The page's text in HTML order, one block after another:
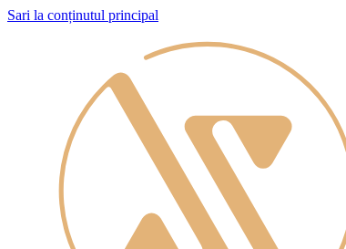
Sari la conținutul principal